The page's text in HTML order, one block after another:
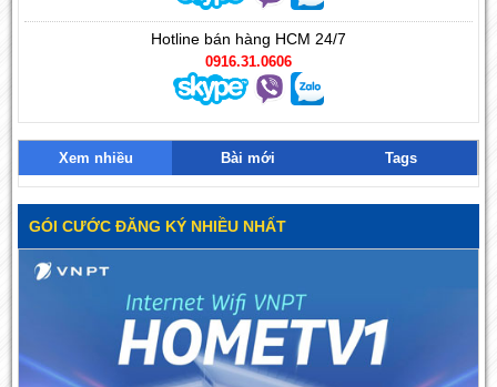
Hotline bán hàng HCM 24/7
0916.31.0606
Xem nhiều Bài mới Tags
GÓI CƯỚC ĐĂNG KÝ NHIỀU NHẤT